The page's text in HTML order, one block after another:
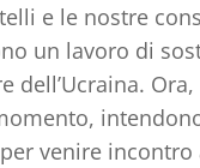
e le nostre
un lavoro di
dell’Ucraina.
venire incontro